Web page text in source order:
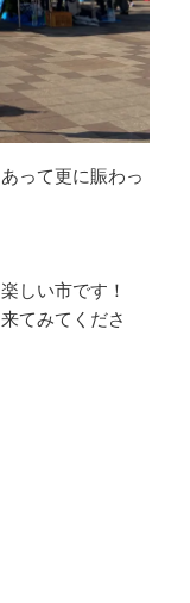
って更に賑わっ
しい市です！
てみてくださ